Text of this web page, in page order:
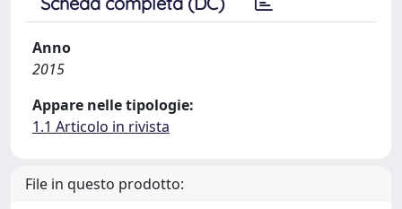
Anno
2015
Appare nelle tipologie:
1.1 Articolo in rivista
File in questo prodotto: